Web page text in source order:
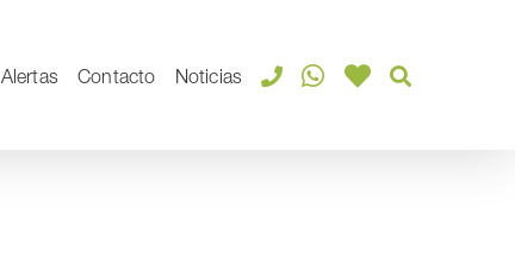
Alertas Contacto Noticias